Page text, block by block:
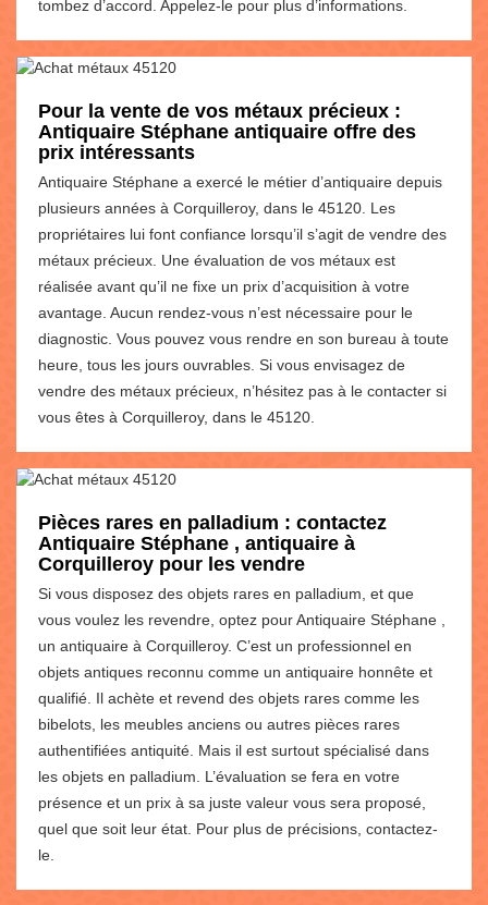
tombez d’accord. Appelez-le pour plus d’informations.
Pour la vente de vos métaux précieux :
Antiquaire Stéphane antiquaire offre des
prix intéressants
Antiquaire Stéphane a exercé le métier d’antiquaire depuis
plusieurs années à Corquilleroy, dans le 45120. Les
propriétaires lui font confiance lorsqu’il s’agit de vendre des
métaux précieux. Une évaluation de vos métaux est
réalisée avant qu’il ne fixe un prix d’acquisition à votre
avantage. Aucun rendez-vous n’est nécessaire pour le
diagnostic. Vous pouvez vous rendre en son bureau à toute
heure, tous les jours ouvrables. Si vous envisagez de
vendre des métaux précieux, n’hésitez pas à le contacter si
vous êtes à Corquilleroy, dans le 45120.
Pièces rares en palladium : contactez
Antiquaire Stéphane , antiquaire à
Corquilleroy pour les vendre
Si vous disposez des objets rares en palladium, et que
vous voulez les revendre, optez pour Antiquaire Stéphane ,
un antiquaire à Corquilleroy. C’est un professionnel en
objets antiques reconnu comme un antiquaire honnête et
qualifié. Il achète et revend des objets rares comme les
bibelots, les meubles anciens ou autres pièces rares
authentifiées antiquité. Mais il est surtout spécialisé dans
les objets en palladium. L’évaluation se fera en votre
présence et un prix à sa juste valeur vous sera proposé,
quel que soit leur état. Pour plus de précisions, contactez-
le.